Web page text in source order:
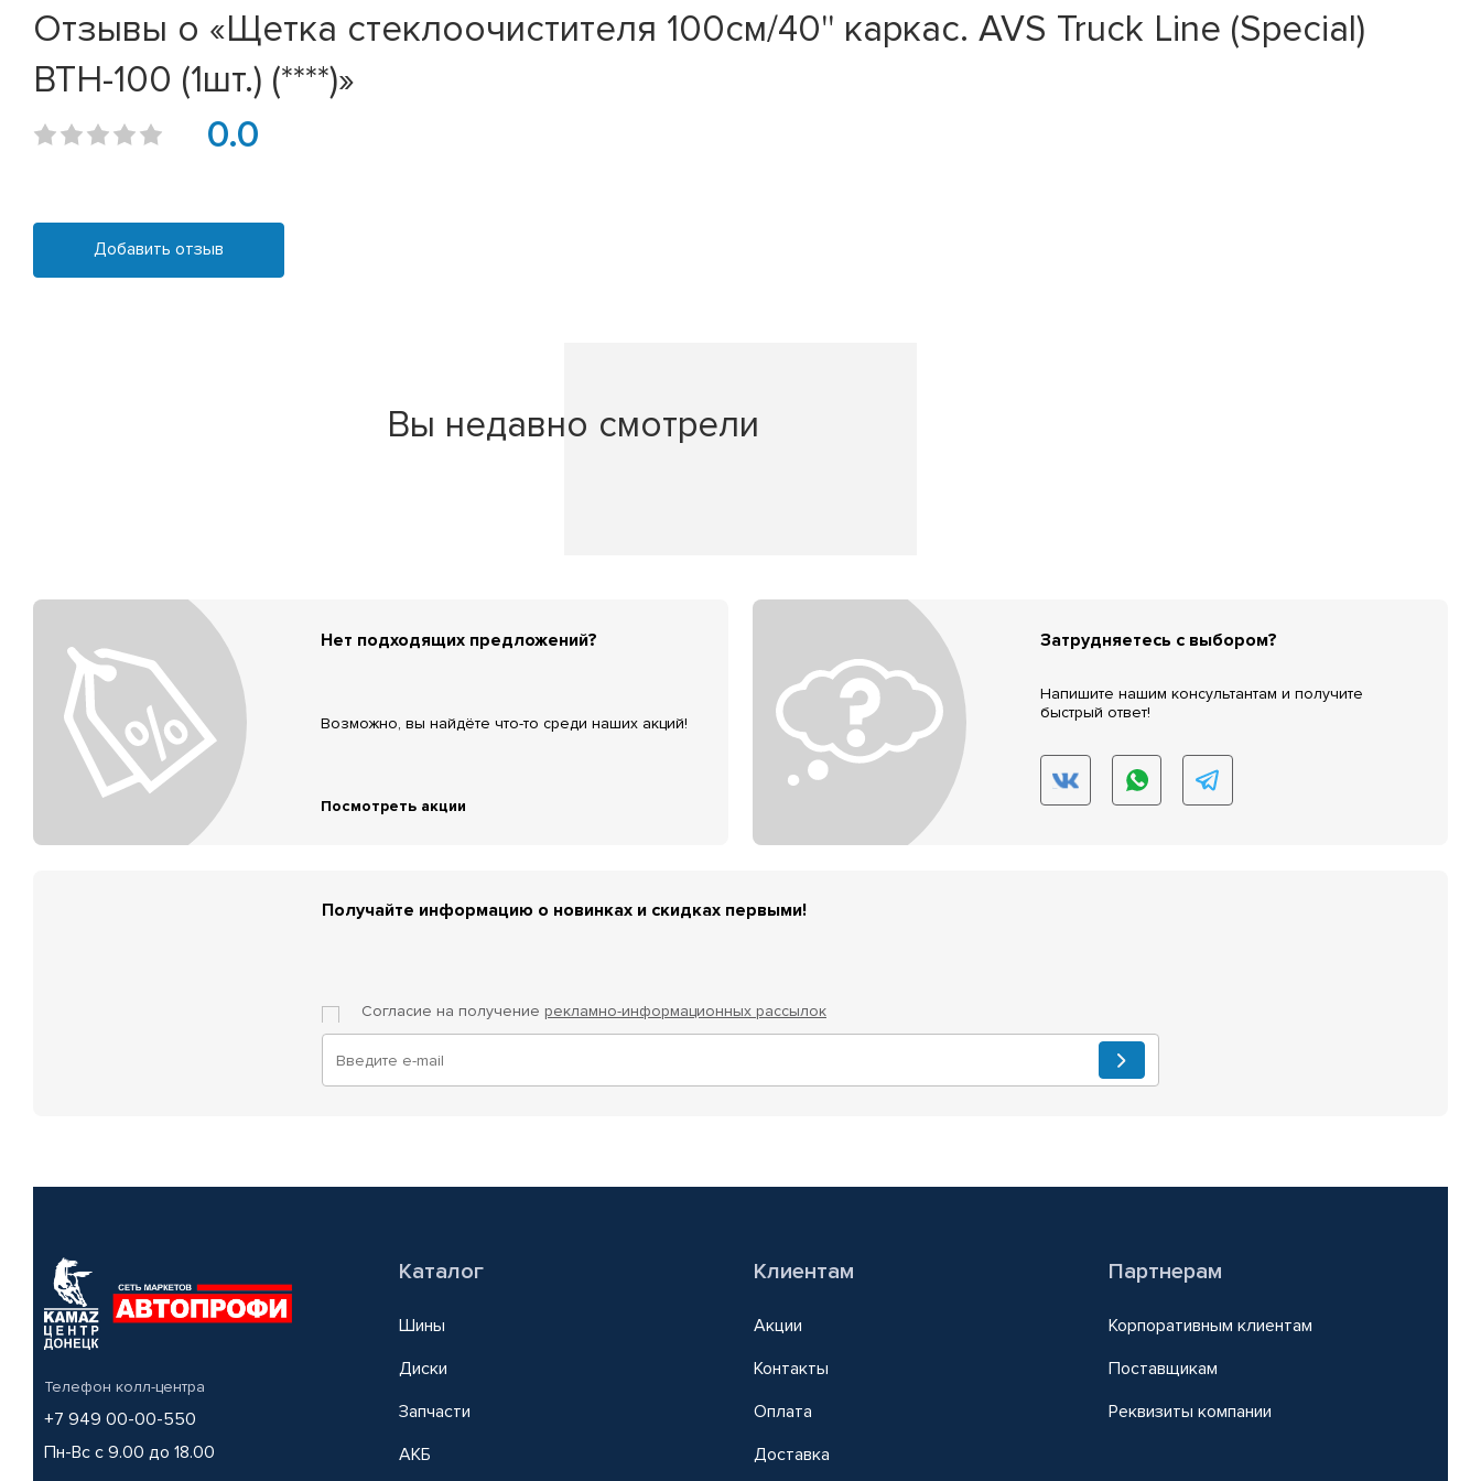
Отзывы о «Щетка стеклоочистителя 100см/40'' каркас. AVS Truck Line (Special)
BTH-100 (1шт.) (****)»
0.0
Добавить отзыв
Вы недавно смотрели
Нет подходящих предложений?
Возможно, вы найдёте что-то среди наших акций!
Посмотреть акции
Затрудняетесь с выбором?
Напишите нашим консультантам и получите
быстрый ответ!
Получайте информацию о новинках и скидках первыми!
Согласие на получение рекламно-информационных рассылок
Телефон колл-центра
+7 949 00-00-550
Пн-Вс с 9.00 до 18.00
Каталог
Шины
Диски
Запчасти
АКБ
Клиентам
Акции
Контакты
Оплата
Доставка
Партнерам
Корпоративным клиентам
Поставщикам
Реквизиты компании